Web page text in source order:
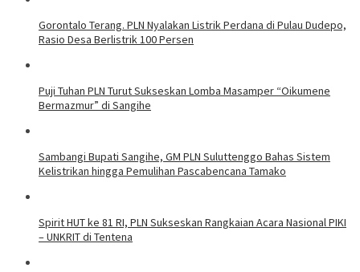
Gorontalo Terang. PLN Nyalakan Listrik Perdana di Pulau Dudepo,
Rasio Desa Berlistrik 100 Persen
Puji Tuhan PLN Turut Sukseskan Lomba Masamper “Oikumene
Bermazmur” di Sangihe
Sambangi Bupati Sangihe, GM PLN Suluttenggo Bahas Sistem
Kelistrikan hingga Pemulihan Pascabencana Tamako
Spirit HUT ke 81 RI, PLN Sukseskan Rangkaian Acara Nasional PIKI
– UNKRIT di Tentena